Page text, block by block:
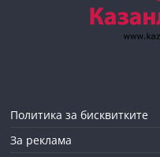
Политика за бисквитките
За реклама